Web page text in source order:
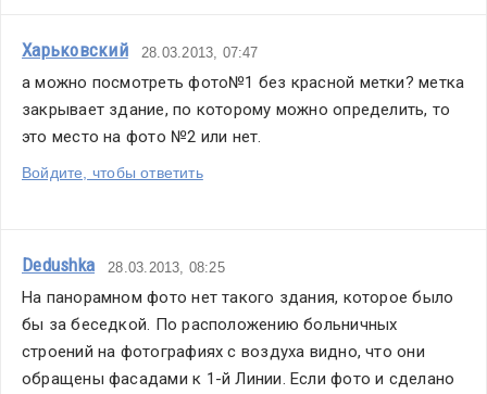
Харьковский 28.03.2013, 07:47
а можно посмотреть фото№1 без красной метки? метка
закрывает здание, по которому можно определить, то
это место на фото №2 или нет.
Войдите, чтобы ответить
Dedushka 28.03.2013, 08:25
На панорамном фото нет такого здания, которое было
бы за беседкой. По расположению больничных
строений на фотографиях с воздуха видно, что они
обращены фасадами к 1-й Линии. Если фото и сделано